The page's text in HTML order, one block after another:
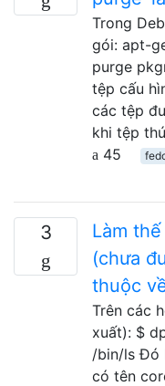
Trong
gói: apt-
purge
tệp cấu
các tệp
khi tệp
45
3
Làm
(chưa
thuộc
Trên các
xuất): $
/bin/ls Đó
có tên